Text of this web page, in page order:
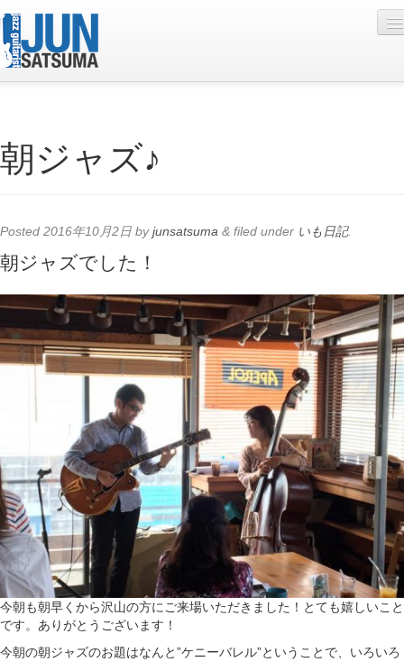
Live Schedule
Photo
Contact
YouTube
Online Lesson
朝ジャズ♪
Posted 2016年10月2日 byjunsatsuma & filed under いも日記.
朝ジャズでした！
今朝も朝早くから沢山の方にご来場いただきました！とても嬉しいこと
です。ありがとうございます！
今朝の朝ジャズのお題はなんと”ケニーバレル”ということで、いろいろ